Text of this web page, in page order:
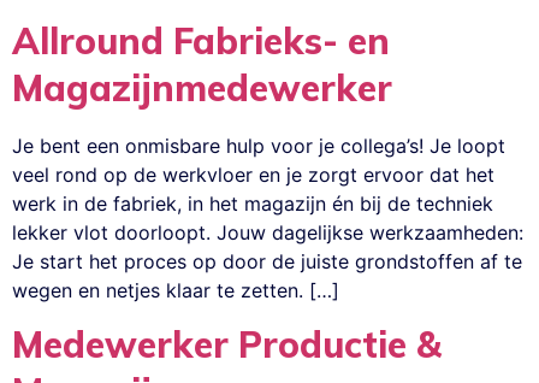
Allround Fabrieks- en
Magazijnmedewerker
Je bent een onmisbare hulp voor je collega’s! Je loopt
veel rond op de werkvloer en je zorgt ervoor dat het
werk in de fabriek, in het magazijn én bij de techniek
lekker vlot doorloopt. Jouw dagelijkse werkzaamheden:
Je start het proces op door de juiste grondstoffen af te
wegen en netjes klaar te zetten. […]
Medewerker Productie &